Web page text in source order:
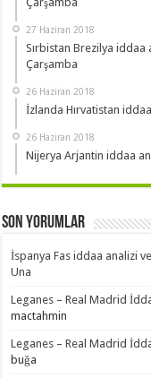
27 Haziran 2018
Sırbistan Brezilya
Çarşamba
26 Haziran 2018
İzlanda Hırvatistan
26 Haziran 2018
Nijerya Arjantin iddaa
Son Yorumlar
İspanya Fas iddaa analizi
Una
Leganes – Real Madrid
mactahmin
Leganes – Real Madrid
buğa